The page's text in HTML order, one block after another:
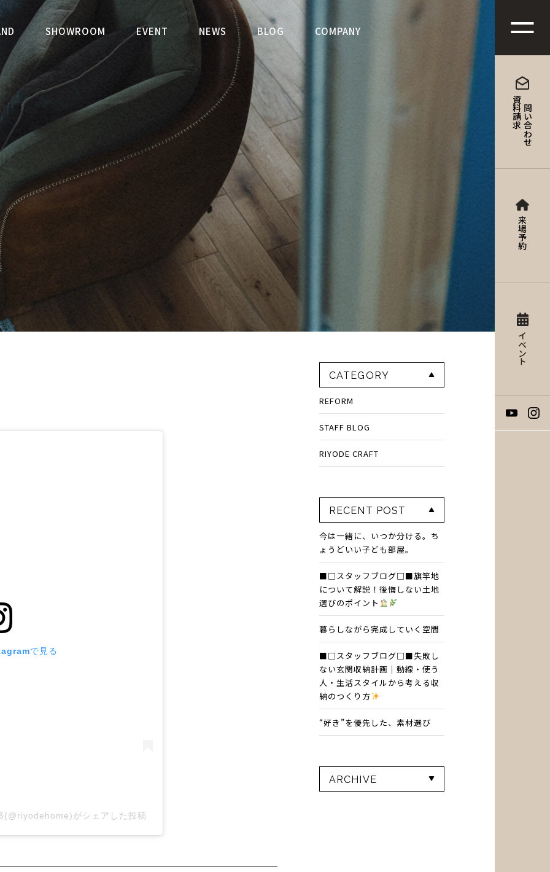
宅を手がけるリヨ工房舎｜心地よさを形にする家づくり
資料請求お問い合わせ
来場予約
イベント
SHOWROOM EVENT NEWS BLOG COMPANY
で見る
がシェアした投稿
CATEGORY
REFORM
STAFF BLOG
RIYODE CRAFT
RECENT POST
今は一緒に、いつか分ける。ち
ょうどいい子ども部屋。
■□スタッフブログ□■旗竿地
について解説！後悔しない土地
選びのポイント
暮らしながら完成していく空間
■□スタッフブログ□■失敗し
ない玄関収納計画｜動線・使う
人・生活スタイルから考える収
納のつくり方
“好き”を優先した、素材選び
ARCHIVE